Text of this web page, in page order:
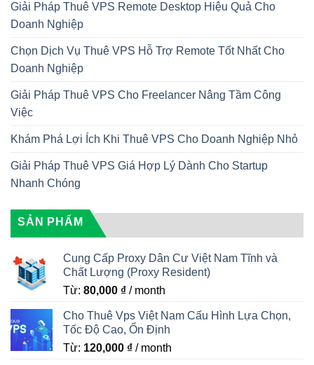
Giải Pháp Thuê VPS Remote Desktop Hiệu Quả Cho
Doanh Nghiệp
Chọn Dịch Vụ Thuê VPS Hỗ Trợ Remote Tốt Nhất Cho
Doanh Nghiệp
Giải Pháp Thuê VPS Cho Freelancer Nâng Tầm Công
Việc
Khám Phá Lợi Ích Khi Thuê VPS Cho Doanh Nghiệp Nhỏ
Giải Pháp Thuê VPS Giá Hợp Lý Dành Cho Startup
Nhanh Chóng
SẢN PHẨM
Cung Cấp Proxy Dân Cư Việt Nam Tĩnh và
Chất Lượng (Proxy Resident)
Từ: 80,000 ₫ / month
Cho Thuê Vps Việt Nam Cấu Hình Lựa Chọn,
Tốc Độ Cao, Ổn Định
Từ: 120,000 ₫ / month